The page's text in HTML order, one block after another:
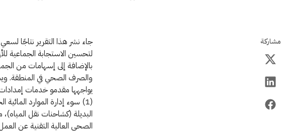
مشاركة
جاء نشر هذا التقرير نتاجًا
لتحسين الاستجابة الجماعية
بالإضافة إلى إسهامات من
والصرف الصحي في المنطقة.
يواجهها مقدمو خدمات